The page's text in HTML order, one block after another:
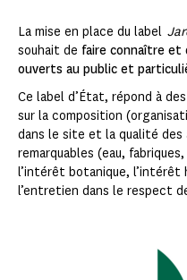
La mise en place du label
souhait de faire connaître et
ouverts au public et
Ce label d’État, répond à
sur la composition
dans le site et la qualité des
remarquables (eau,
l’intérêt botanique, l’intérêt
l’entretien dans le respect